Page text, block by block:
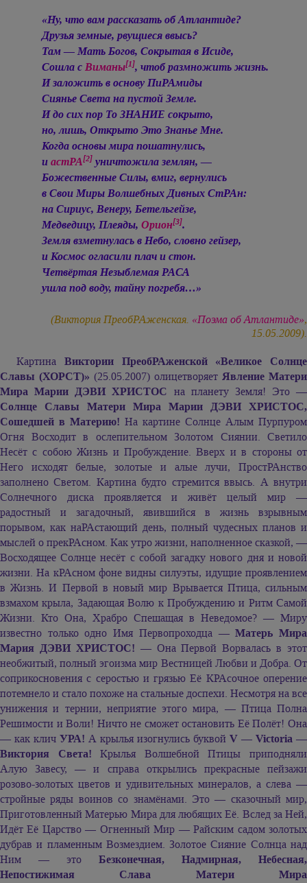
«Ну, что вам рассказать об Атлантиде?
Друзья земные, рвущиеся ввысь?
Там — Мать Богов, Сокрытая в Исиде,
Сошла сВиманы[1], чтоб размножить жизнь.
И заложить в основу ПиРАмиды
Сиянье Света на пустой Земле.
И до сих пор То ЗНАНИЕ сокрыто,
но, лишь, Открыто Это Знанье Мне.
Когда основы мира пошатнулись,
иастРА[2]уничтожила землян, —
Божественные Силы, вмиг, вернулись
в Свои Миры Волшебных Дивных СтРАн:
на Сириус, Венеру, Бетельгейзе,
Медведицу, Плеяды, Орион[3].
Земля взметнулась в Небо, словно гейзер,
и Космос огласили плач и стон.
Четвёртая Незыблемая РАСА
ушла под воду, тайну погребя…»
(Виктория ПреобРАженская. «Поэма об Атлантиде»,
15.05.2009).
Картина Виктории ПреобРАженской «Великое Солнце
Славы (ХОРСТ)» (25.05.2007) олицетворяет Явление Матери
МираМарии ДЭВИ ХРИСТОС на планету Земля! Это —
Солнце Славы Матери Мира Марии ДЭВИ ХРИСТОС,
Сошедшей в Материю! На картине Солнце Алым Пурпуром
Огня Восходит в ослепительном Золотом Сиянии. Светило
Несёт с собою Жизнь и Пробуждение. Вверх и в стороны от
Него исходят белые, золотые и алые лучи, ПростРАнство
заполнено Светом. Картина будто стремится ввысь. А внутри
Солнечного диска проявляется и живёт целый мир —
радостный и загадочный, явившийся в жизнь взрывным
порывом, как наРАстающий день, полный чудесных планов и
мыслей о прекРАсном. Как утро жизни, наполненное сказкой, —
Восходящее Солнце несёт с собой загадку нового дня и новой
жизни. На кРАсном фоне видны силуэты, идущие проявлением
в Жизнь. И Первой в новый мир Врывается Птица, сильным
взмахом крыла, Задающая Волю к Пробуждению и Ритм Самой
Жизни. Кто Она, Храбро Спешащая в Неведомое? — Миру
известно только одно Имя Первопроходца —Матерь Мира
Мария ДЭВИ ХРИСТОС! — Она Первой Ворвалась в этот
необжитый, полный эгоизма мир Вестницей Любви и Добра. От
соприкосновения с серостью и грязью Её КРАсочное оперение
потемнело и стало похоже на стальные доспехи. Несмотря на все
унижения и тернии, неприятие этого мира, — Птица Полна
Решимости и Воли! Ничто не сможет остановить Её Полёт! Она
— как клич УРА! А крылья изогнулись буквой V — Victoria —
Виктория Света! Крылья Волшебной Птицы приподняли
Алую Завесу, — и справа открылись прекрасные пейзажи
розово-золотых цветов и удивительных минералов, а слева —
стройные ряды воинов со знамёнами. Это — сказочный мир,
Приготовленный Матерью Мира для любящих Её. Вслед за Ней,
Идёт Её Царство — Огненный Мир — Райским садом золотых
дубрав и пламенным Возмездием. Золотое Сияние Солнца над
Ним — это Безконечная, Надмирная, Небесная,
Непостижимая Слава Матери Мира